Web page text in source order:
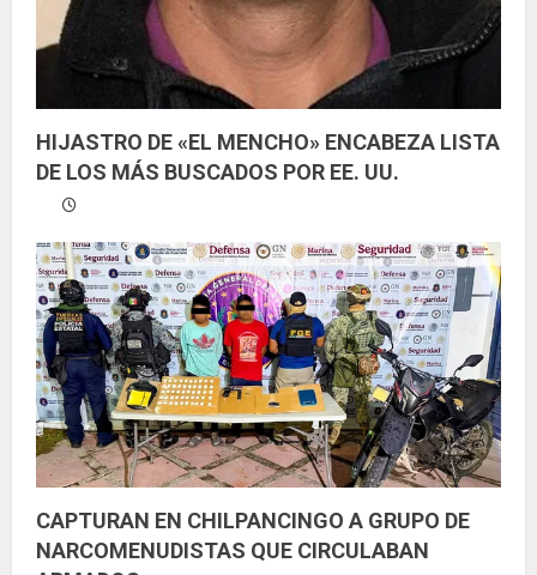
HIJASTRO DE «EL MENCHO» ENCABEZA LISTA
DE LOS MÁS BUSCADOS POR EE. UU.
CAPTURAN EN CHILPANCINGO A GRUPO DE
NARCOMENUDISTAS QUE CIRCULABAN